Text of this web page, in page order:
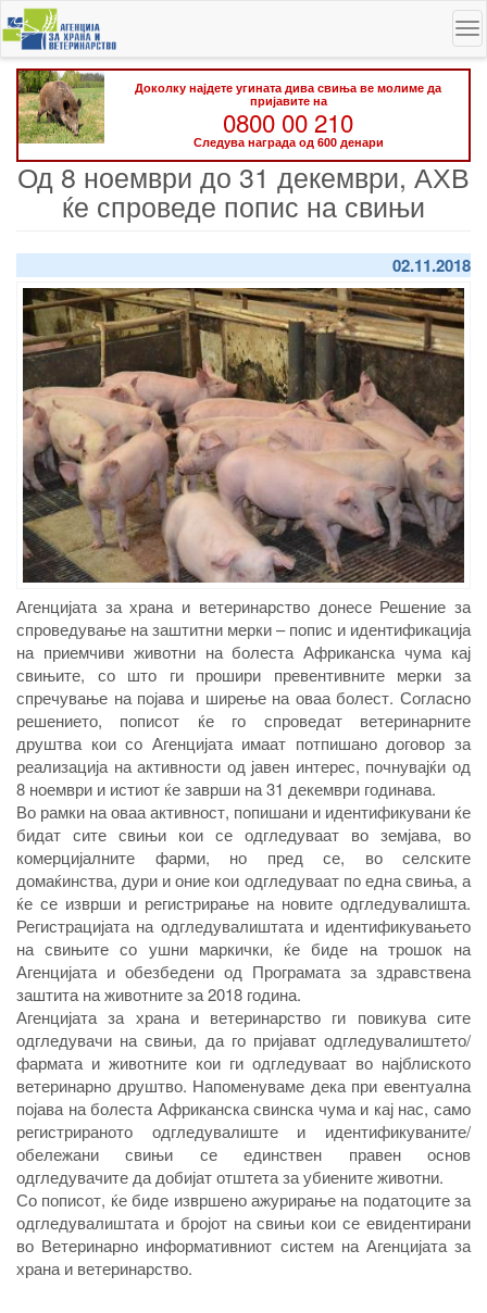
Skip
to
main
content
Доколку најдете угината дива свиња ве молиме да
пријавите на
0800 00 210
Следува награда од 600 денари
Од 8 ноември до 31 декември, АХВ
ќе спроведе попис на свињи
02.11.2018
Агенцијата за храна и ветеринарство донесе Решение за
спроведување на заштитни мерки – попис и идентификација
на приемчиви животни на болеста Африканска чума кај
свињите, со што ги прошири превентивните мерки за
спречување на појава и ширење на оваа болест. Согласно
решението, пописот ќе го спроведат ветеринарните
друштва кои со Агенцијата имаат потпишано договор за
реализација на активности од јавен интерес, почнувајќи од
8 ноември и истиот ќе заврши на 31 декември годинава.
Во рамки на оваа активност, попишани и идентификувани ќе
бидат сите свињи кои се одгледуваат во земјава, во
комерцијалните фарми, но пред се, во селските
домаќинства, дури и оние кои одгледуваат по една свиња, а
ќе се изврши и регистрирање на новите одгледувалишта.
Регистрацијата на одгледувалиштата и идентификувањето
на свињите со ушни маркички, ќе биде на трошок на
Агенцијата и обезбедени од Програмата за здравствена
заштита на животните за 2018 година.
Агенцијата за храна и ветеринарство ги повикува сите
одгледувачи на свињи, да го пријават одгледувалиштето/
фармата и животните кои ги одгледуваат во најблиското
ветеринарно друштво. Напоменуваме дека при евентуална
појава на болеста Африканска свинска чума и кај нас, само
регистрираното одгледувалиште и идентификуваните/
обележани свињи се единствен правен основ
одгледувачите да добијат отштета за убиените животни.
Со пописот, ќе биде извршено ажурирање на податоците за
одгледувалиштата и бројот на свињи кои се евидентирани
во Ветеринарно информативниот систем на Агенцијата за
храна и ветеринарство.